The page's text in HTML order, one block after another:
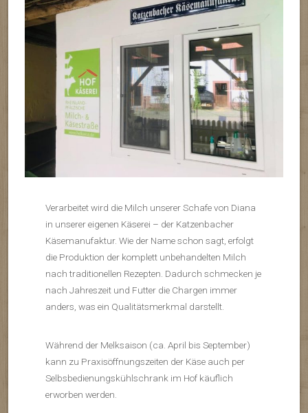
Verarbeitet wird die Milch unserer Schafe von Diana
in unserer eigenen Käserei – der Katzenbacher
Käsemanufaktur. Wie der Name schon sagt, erfolgt
die Produktion der komplett unbehandelten Milch
nach traditionellen Rezepten. Dadurch schmecken je
nach Jahreszeit und Futter die Chargen immer
anders, was ein Qualitätsmerkmal darstellt.
Während der Melksaison (ca. April bis September)
kann zu Praxisöffnungszeiten der Käse auch per
Selbsbedienungskühlschrank im Hof käuflich
erworben werden.